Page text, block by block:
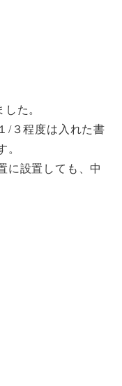
た。
/３程度は入れた書
。
に設置しても、中